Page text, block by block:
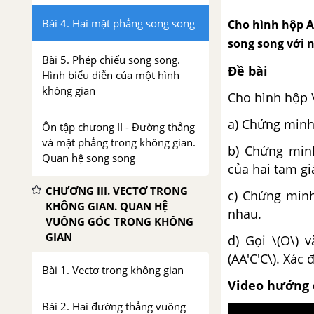
Bài 4. Hai mặt phẳng song song
Bài 5. Phép chiếu song song.
Hình biểu diễn của một hình
không gian
Ôn tập chương II - Đường thẳng
và mặt phẳng trong không gian.
Quan hệ song song
CHƯƠNG III. VECTƠ TRONG
KHÔNG GIAN. QUAN HỆ
VUÔNG GÓC TRONG KHÔNG
GIAN
Bài 1. Vectơ trong không gian
Bài 2. Hai đường thẳng vuông
Cho hình hộp
song song với
Đề bài
Cho hình hộp
a) Chứng
b) Chứng
của hai tam
c) Chứng
nhau.
d) Gọi \(O\)
(AA'C'C\).
Video hướng